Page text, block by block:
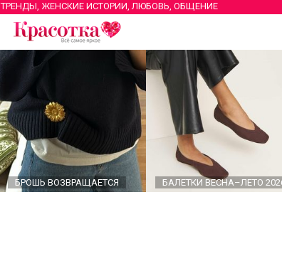
ЖЕНСКИЕ ИСТОРИИ, ЛЮБОВЬ, ОБЩЕНИЕ
БРОШЬ ВОЗВРАЩАЕТСЯ БАЛЕТКИ ВЕСНА–ЛЕТО